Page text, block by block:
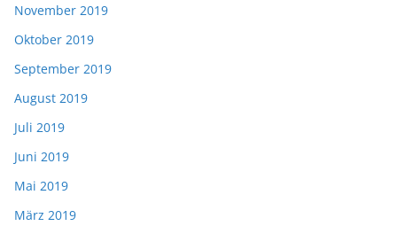
November 2019
Oktober 2019
September 2019
August 2019
Juli 2019
Juni 2019
Mai 2019
März 2019